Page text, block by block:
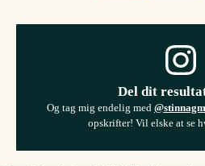
Del dit
Og tag mig endelig med @stinnagm
opskrifter! Vil elske at se